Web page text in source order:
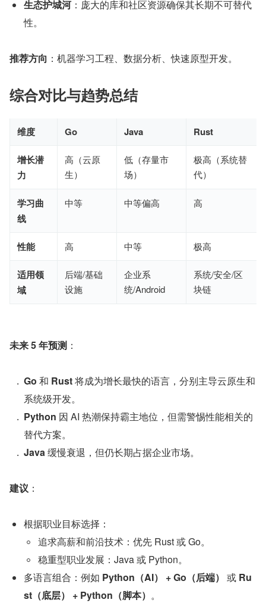
生态护城河：庞大的库和社区资源确保其长期不可替代
性。
推荐方向 ：机器学习工程、数据分析、快速原型开发。
综合对比与趋势总结
维度 Go Java Rust
增长潜
力
高（云原
生）
低（存量市
场）
极高（系统替
代）
学习曲
线
中等 中等偏高 高
性能 高 中等 极高
适用领
域
后端/基础
设施
企业系
统/Android
系统/安全/区
块链
未来 5 年预测 ：
Go 和 Rust 将成为增长最快的语言，分别主导云原生和
系统级开发。
Python 因 AI 热潮保持霸主地位，但需警惕性能相关的
替代方案。
Java 缓慢衰退，但仍长期占据企业市场。
建议 ：
根据职业目标选择：
追求高薪和前沿技术：优先 Rust 或 Go。
稳重型职业发展：Java 或 Python。
多语言组合：例如 Python（AI） + Go（后端） 或 Ru
st（底层） + Python（脚本） 。